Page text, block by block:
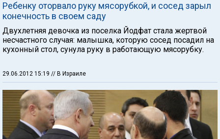
Ребенку оторвало руку мясорубкой, и сосед зарыл
конечность в своем саду
Двухлетняя девочка из поселка Йодфат стала жертвой
несчастного случая: малышка, которую сосед посадил на
кухонный стол, сунула руку в работающую мясорубку.
29.06.2012 15:19 // В Израиле